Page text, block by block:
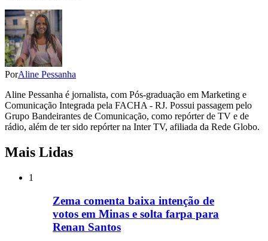
PorAline Pessanha
Aline Pessanha é jornalista, com Pós-graduação em Marketing e
Comunicação Integrada pela FACHA - RJ. Possui passagem pelo
Grupo Bandeirantes de Comunicação, como repórter de TV e de
rádio, além de ter sido repórter na Inter TV, afiliada da Rede Globo.
Mais Lidas
1
Zema comenta baixa intenção de
votos em Minas e solta farpa para
Renan Santos